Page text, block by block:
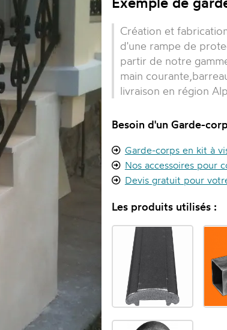
Création et
d'une rampe de
partir de notre
main
livraison en région
Besoin d'un Garde-
Garde-corps en kit à
Nos accessoires pour
Devis gratuit pour
Les produits utilisés :